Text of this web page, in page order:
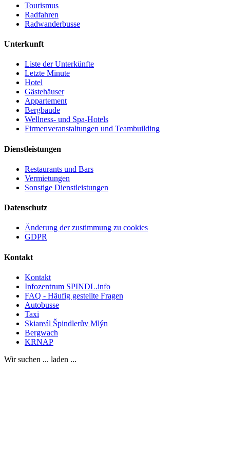
Tourismus
Radfahren
Radwanderbusse
Unterkunft
Liste der Unterkünfte
Letzte Minute
Hotel
Gästehäuser
Appartement
Bergbaude
Wellness- und Spa-Hotels
Firmenveranstaltungen und Teambuilding
Dienstleistungen
Restaurants und Bars
Vermietungen
Sonstige Dienstleistungen
Datenschutz
Änderung der zustimmung zu cookies
GDPR
Kontakt
Kontakt
Infozentrum SPINDL.info
FAQ - Häufig gestellte Fragen
Autobusse
Taxi
Skiareál Špindlerův Mlýn
Bergwach
KRNAP
Wir suchen ... laden ...